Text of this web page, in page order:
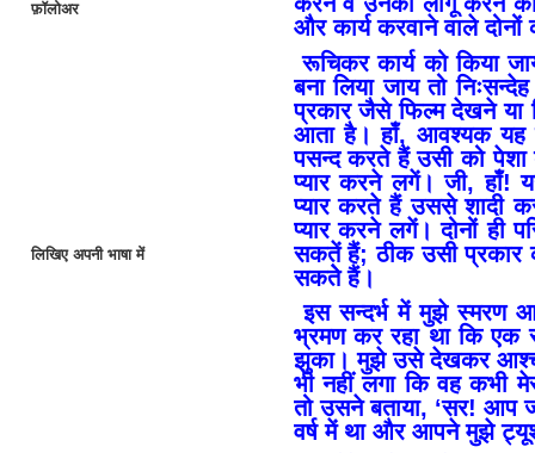
फ़ॉलोअर
लिखिए अपनी भाषा में
और कार्य करवाने वाले
रूचिकर कार्य को किया
बना लिया जाय तो
प्रकार जैसे फिल्म देखने या
आता है। हाँ, आवश्यक यह
पसन्द करते हैं उसी को
प्यार करने लगें। जी, हाँ!
प्यार करते हैं उससे शादी
प्यार करने लगें। दोनों ही
सकतें हैं; ठीक उसी प्रकार
सकतेे हैं।
इस सन्दर्भ में मुझे स्मरण
भ्रमण कर रहा था कि
झुका। मुझे उसे देखकर
भी नहीं लगा कि वह कभी
तो उसने बताया, ‘सर! आप
वर्ष में था और आपने मुझे